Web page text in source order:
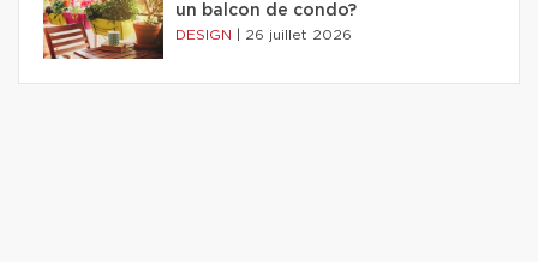
un balcon de condo?
DESIGN 26 juillet 2026